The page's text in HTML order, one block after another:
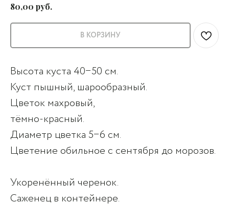
80,00 руб.
В КОРЗИНУ
Высота куста 40−50 см.
Куст пышный, шарообразный.
Цветок махровый,
тёмно-красный.
Диаметр цветка 5−6 см.
Цветение обильное с сентября до морозов.
Укоренённый черенок.
Саженец в контейнере.